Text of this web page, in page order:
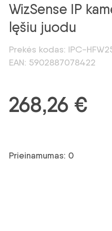
WizSense IP
lęšiu juodu
Prekės kodas: IPC-
EAN: 5902887078422
268,26 €
Prieinamumas: 0